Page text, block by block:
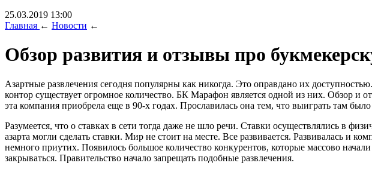
25.03.2019 13:00
Главная ← Новости ←
Обзор развития и отзывы про
Азартные развлечения сегодня популярны как никогда. Это оправдано их
контор существует огромное количество. БК Марафон является одной из них. Обзор
эта компания приобрела еще в 90-х годах. Прославилась она тем, что выиграть там
Разумеется, что о ставках в сети тогда даже не шло речи. Ставки осуществлялись в
азарта могли сделать ставки. Мир не стоит на месте. Все развивается. Развивалась и
немного приутих. Появилось большое количество конкурентов, которые массово
закрываться. Правительство начало запрещать подобные развлечения.